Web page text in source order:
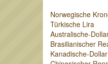
Norwegische
Türkische Lira
Australische-
Brasilianischer
Kanadische-Dollar